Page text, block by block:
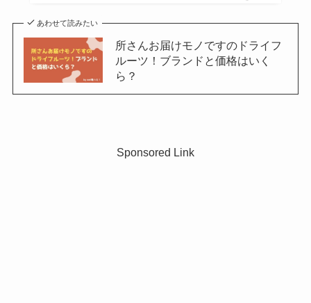
あわせて読みたい
所さんお届けモノですのドライフ
ルーツ！ブランドと価格はいく
ら？
Sponsored Link